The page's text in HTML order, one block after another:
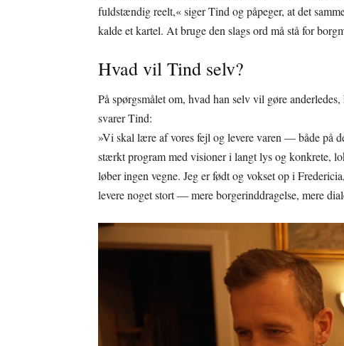
fuldstændig reelt,« siger Tind og påpeger, at det
kalde et kartel. At bruge den slags ord må stå for
Hvad vil Tind selv?
På spørgsmålet om, hvad han selv vil gøre
svarer Tind:
»Vi skal lære af vores fejl og levere varen — både på
stærkt program med visioner i langt lys og konkrete,
løber ingen vegne. Jeg er født og vokset op i
levere noget stort — mere borgerinddragelse, mere